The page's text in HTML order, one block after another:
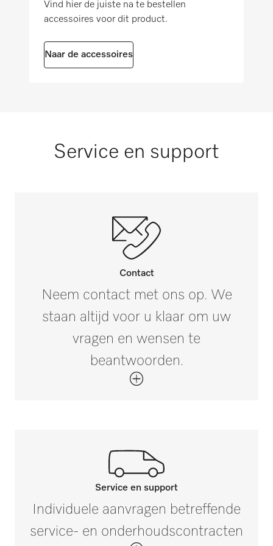
19Vind hier de juiste na te bestellen
accessoires voor dit product.
Naar de accessoires
Service en support
Contact
Neem contact met ons op. We
staan altijd voor u klaar om uw
vragen en wensen te
beantwoorden.
Neem contact op met onze
experts.
Mocht u vragen hebben of meer informatie
Service en support
Individuele aanvragen betreffende
service- en onderhoudscontracten